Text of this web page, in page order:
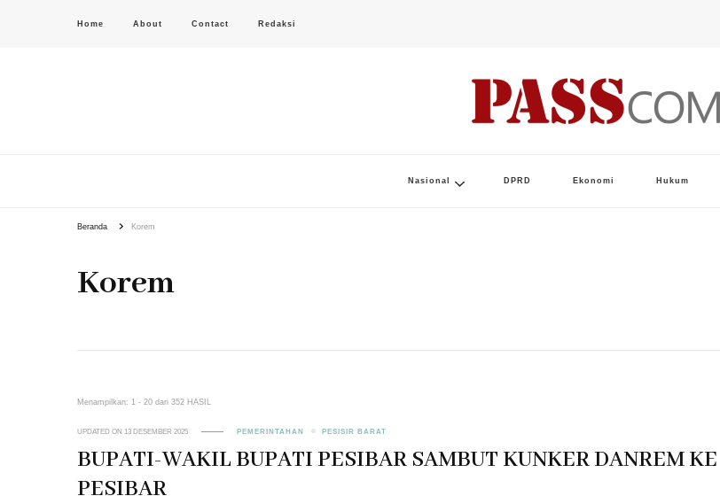
Home About Contact Redaksi
Nasional DPRD Ekonomi Hukum
Beranda Korem
Korem
Menampilkan: 1 - 20 dari 352 HASIL
UPDATED ON13 DESEMBER 2025 PEMERINTAHAN PESISIR BARAT
BUPATI-WAKIL BUPATI PESIBAR SAMBUT KUNKER DANREM KE
PESIBAR